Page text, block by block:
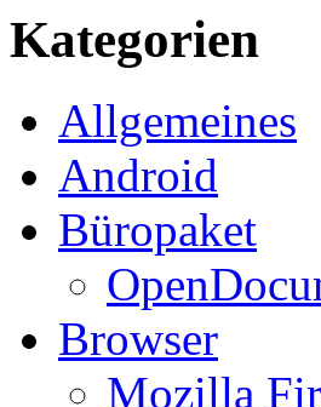
Kategorien
Allgemeines
Android
Büropaket
Browser
Mozilla